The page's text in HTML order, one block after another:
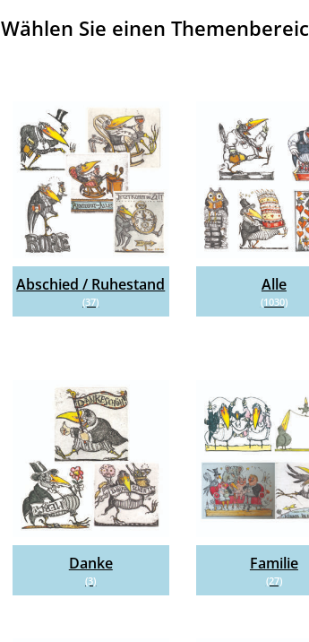
Wählen Sie einen
Abschied / Ruhestand
(37)
Alle
(1030)
Danke
(3)
Familie
(27)